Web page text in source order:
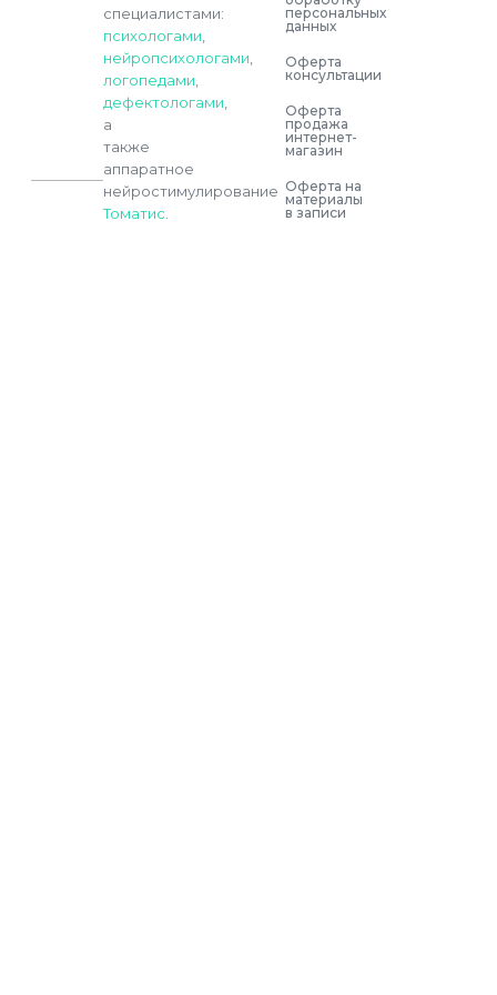
специалистами:
психологами,
нейропсихологами,
логопедами,
дефектологами,
а
также
аппаратное
нейростимулирование
Томатис.
персональных
данных
Оферта
консультации
Оферта
продажа
интернет-
магазин
Оферта на
материалы
в записи